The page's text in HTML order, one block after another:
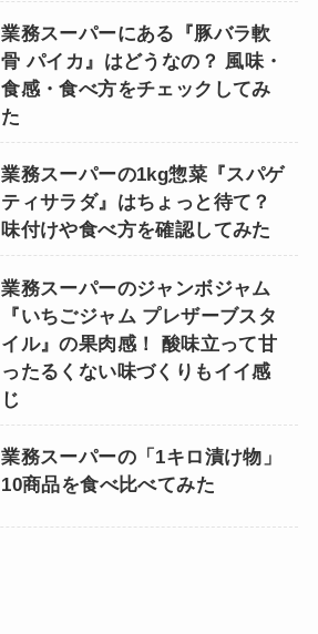
業務スーパーにある『豚バラ軟
骨 パイカ』はどうなの？ 風味・
食感・食べ方をチェックしてみ
た
業務スーパーの1kg惣菜『スパゲ
ティサラダ』はちょっと待て？
味付けや食べ方を確認してみた
業務スーパーのジャンボジャム
『いちごジャム プレザーブスタ
イル』の果肉感！ 酸味立って甘
ったるくない味づくりもイイ感
じ
業務スーパーの「1キロ漬け物」
10商品を食べ比べてみた